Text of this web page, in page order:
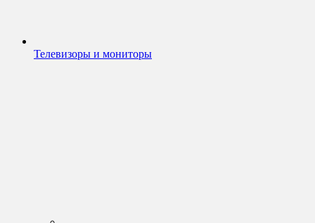
Телевизоры и мониторы